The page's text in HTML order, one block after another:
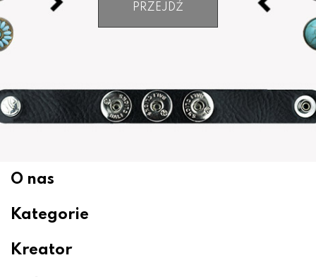
PRZEJDŹ
O nas
Kategorie
Kreator